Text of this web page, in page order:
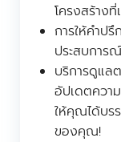
โครงสร้าง
การให้คำป
ประสบกา
บริการดูแล
อัปเดตควา
ให้คุณได้บ
ของคุณ!